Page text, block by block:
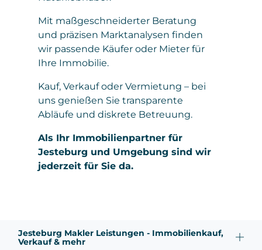
Mit maßgeschneiderter Beratung
und präzisen Marktanalysen finden
wir passende Käufer oder Mieter für
Ihre Immobilie.
Kauf, Verkauf oder Vermietung – bei
uns genießen Sie transparente
Abläufe und diskrete Betreuung.
Als Ihr Immobilienpartner für
Jesteburg und Umgebung sind wir
jederzeit für Sie da.
Jesteburg Makler Leistungen - Immobilienkauf,
Verkauf & mehr